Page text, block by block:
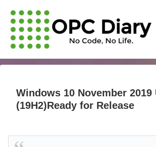
Windows 10 November 2019
(19H2)Ready for Release